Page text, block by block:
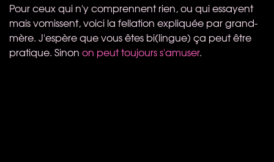
Pour ceux qui n'y comprennent rien, ou qui essayent
mais vomissent, voici la fellation expliquée par grand-
mère. J'espère que vous êtes bi(lingue) ça peut être
pratique. Sinon on peut toujours s'amuser.